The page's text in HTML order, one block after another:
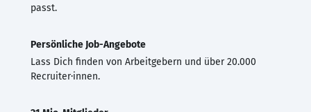
passt.
Persönliche Job-Angebote
Lass Dich finden von Arbeitgebern und über 20.000
Recruiter·innen.